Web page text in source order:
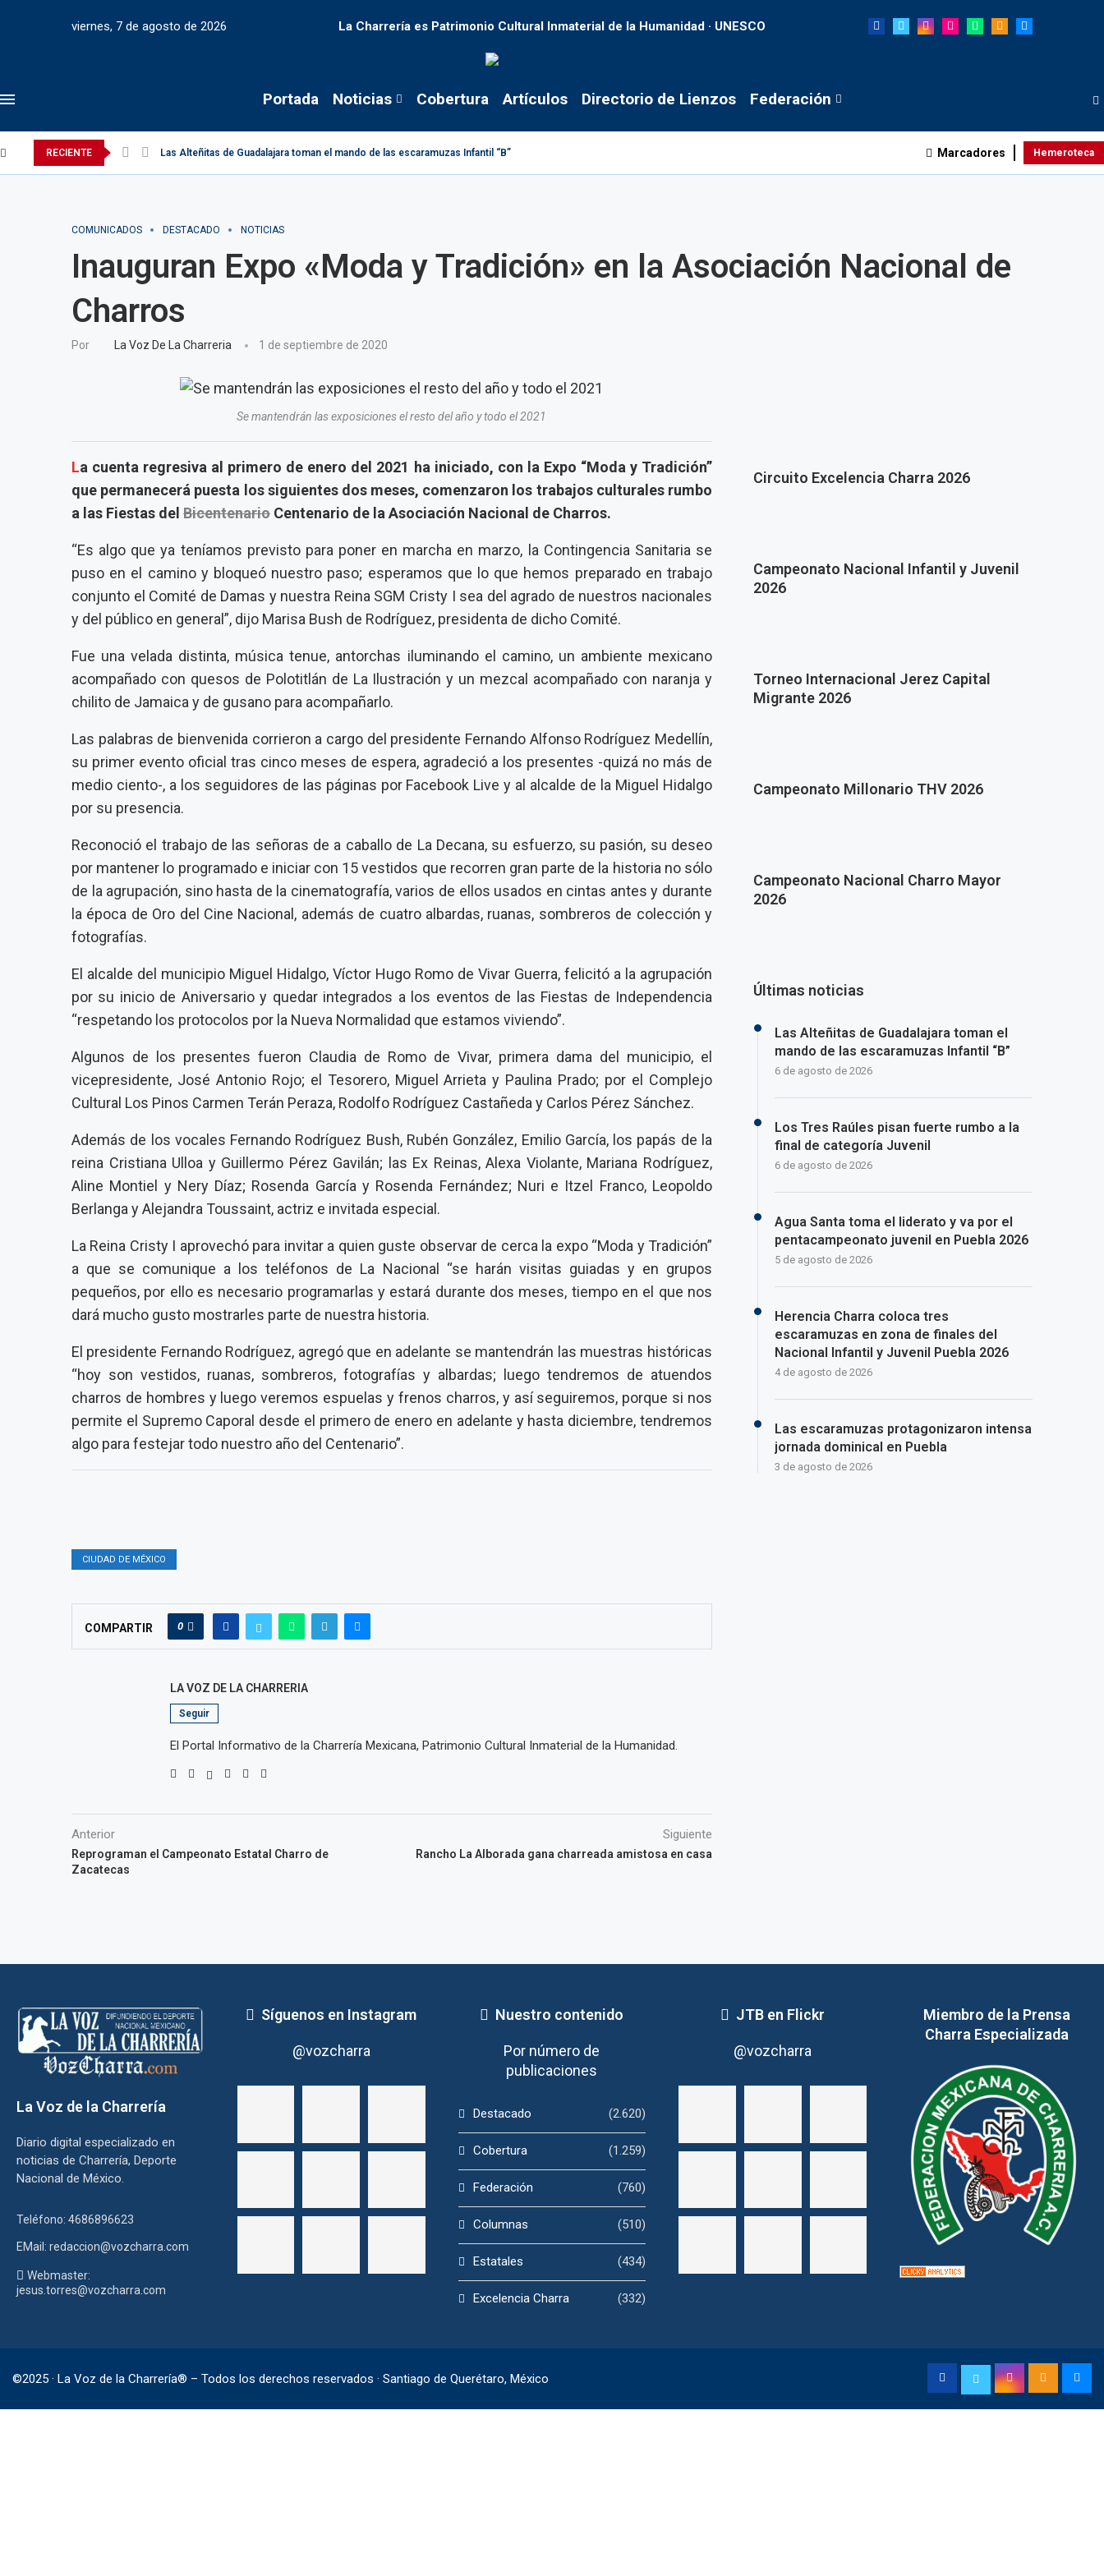
viernes, 7 de agosto de 2026 La Charrería es Patrimonio Cultural Inmaterial de la Humanidad · UNESCO
Portada Noticias Cobertura Artículos Directorio de Lienzos Federación
RECIENTE Las Alteñitas de Guadalajara toman el mando de las escaramuzas Infantil “B” Marcadores Hemeroteca
COMUNICADOS DESTACADO NOTICIAS
Inauguran Expo «Moda y Tradición» en la Asociación Nacional de
Charros
Por La Voz De La Charreria 1 de septiembre de 2020
Se mantendrán las exposiciones el resto del año y todo el 2021
La cuenta regresiva al primero de enero del 2021 ha iniciado, con la Expo “Moda y Tradición”
que permanecerá puesta los siguientes dos meses, comenzaron los trabajos culturales rumbo
a las Fiestas del Bicentenario Centenario de la Asociación Nacional de Charros.
“Es algo que ya teníamos previsto para poner en marcha en marzo, la Contingencia Sanitaria se
puso en el camino y bloqueó nuestro paso; esperamos que lo que hemos preparado en trabajo
conjunto el Comité de Damas y nuestra Reina SGM Cristy I sea del agrado de nuestros nacionales
y del público en general”, dijo Marisa Bush de Rodríguez, presidenta de dicho Comité.
Fue una velada distinta, música tenue, antorchas iluminando el camino, un ambiente mexicano
acompañado con quesos de Polotitlán de La Ilustración y un mezcal acompañado con naranja y
chilito de Jamaica y de gusano para acompañarlo.
Las palabras de bienvenida corrieron a cargo del presidente Fernando Alfonso Rodríguez Medellín,
su primer evento oficial tras cinco meses de espera, agradeció a los presentes -quizá no más de
medio ciento-, a los seguidores de las páginas por Facebook Live y al alcalde de la Miguel Hidalgo
por su presencia.
Reconoció el trabajo de las señoras de a caballo de La Decana, su esfuerzo, su pasión, su deseo
por mantener lo programado e iniciar con 15 vestidos que recorren gran parte de la historia no sólo
de la agrupación, sino hasta de la cinematografía, varios de ellos usados en cintas antes y durante
la época de Oro del Cine Nacional, además de cuatro albardas, ruanas, sombreros de colección y
fotografías.
El alcalde del municipio Miguel Hidalgo, Víctor Hugo Romo de Vivar Guerra, felicitó a la agrupación
por su inicio de Aniversario y quedar integrados a los eventos de las Fiestas de Independencia
“respetando los protocolos por la Nueva Normalidad que estamos viviendo”.
Algunos de los presentes fueron Claudia de Romo de Vivar, primera dama del municipio, el
vicepresidente, José Antonio Rojo; el Tesorero, Miguel Arrieta y Paulina Prado; por el Complejo
Cultural Los Pinos Carmen Terán Peraza, Rodolfo Rodríguez Castañeda y Carlos Pérez Sánchez.
Además de los vocales Fernando Rodríguez Bush, Rubén González, Emilio García, los papás de la
reina Cristiana Ulloa y Guillermo Pérez Gavilán; las Ex Reinas, Alexa Violante, Mariana Rodríguez,
Aline Montiel y Nery Díaz; Rosenda García y Rosenda Fernández; Nuri e Itzel Franco, Leopoldo
Berlanga y Alejandra Toussaint, actriz e invitada especial.
La Reina Cristy I aprovechó para invitar a quien guste observar de cerca la expo “Moda y Tradición”
a que se comunique a los teléfonos de La Nacional “se harán visitas guiadas y en grupos
pequeños, por ello es necesario programarlas y estará durante dos meses, tiempo en el que nos
dará mucho gusto mostrarles parte de nuestra historia.
El presidente Fernando Rodríguez, agregó que en adelante se mantendrán las muestras históricas
“hoy son vestidos, ruanas, sombreros, fotografías y albardas; luego tendremos de atuendos
charros de hombres y luego veremos espuelas y frenos charros, y así seguiremos, porque si nos
permite el Supremo Caporal desde el primero de enero en adelante y hasta diciembre, tendremos
algo para festejar todo nuestro año del Centenario”.
CIUDAD DE MÉXICO
COMPARTIR 0
LA VOZ DE LA CHARRERIA
Seguir
El Portal Informativo de la Charrería Mexicana, Patrimonio Cultural Inmaterial de la Humanidad.
Anterior
Reprograman el Campeonato Estatal Charro de
Zacatecas
Siguiente
Rancho La Alborada gana charreada amistosa en casa
Circuito Excelencia Charra 2026
Campeonato Nacional Infantil y Juvenil
2026
Torneo Internacional Jerez Capital
Migrante 2026
Campeonato Millonario THV 2026
Campeonato Nacional Charro Mayor
2026
Últimas noticias
Las Alteñitas de Guadalajara toman el
mando de las escaramuzas Infantil “B”
6 de agosto de 2026
Los Tres Raúles pisan fuerte rumbo a la
final de categoría Juvenil
6 de agosto de 2026
Agua Santa toma el liderato y va por el
pentacampeonato juvenil en Puebla 2026
5 de agosto de 2026
Herencia Charra coloca tres
escaramuzas en zona de finales del
Nacional Infantil y Juvenil Puebla 2026
4 de agosto de 2026
Las escaramuzas protagonizaron intensa
jornada dominical en Puebla
3 de agosto de 2026
La Voz de la Charrería
Diario digital especializado en
noticias de Charrería, Deporte
Nacional de México.
Teléfono: 4686896623
EMail: redaccion@vozcharra.com
Webmaster:
jesus.torres@vozcharra.com
Síguenos en Instagram
@vozcharra
Nuestro contenido
Por número de
publicaciones
Destacado (2.620)
Cobertura (1.259)
Federación (760)
Columnas (510)
Estatales (434)
Excelencia Charra (332)
JTB en Flickr
@vozcharra
Miembro de la Prensa
Charra Especializada
©2025 · La Voz de la Charrería® – Todos los derechos reservados · Santiago de Querétaro, México